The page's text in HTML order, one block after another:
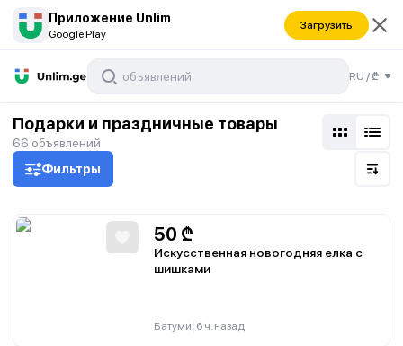
Приложение Unlim
Google Play
Загрузить
RU /₾
Подарки и праздничные товары
66 объявлений
Фильтры
50 ₾
Искусственная новогодняя елка с
шишками
Батуми 6 ч. назад